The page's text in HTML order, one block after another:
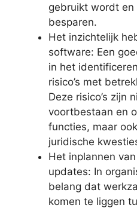
gebruikt wordt
besparen.
Het inzichtelijk
software: Een
in het
risico’s met
Deze risico’s zijn
voortbestaan en
functies, maar
juridische
Het inplannen
updates: In
belang dat
komen te liggen